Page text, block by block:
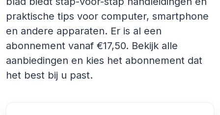
praktische tips voor computer, smartphone
en andere apparaten. Er is al een
abonnement vanaf €17,50. Bekijk alle
aanbiedingen en kies het abonnement dat
het best bij u past.